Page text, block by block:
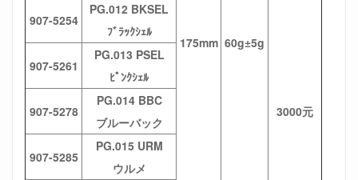
175mm 60g±5g
907-5254
PG.012 BKSEL
ﾌﾞﾗｯｸｼｪﾙ
3000元
907-5261
PG.013 PSEL
ﾋﾟﾝｸｼｪﾙ
907-5278
PG.014 BBC
ブルーバック
907-5285
PG.015 URM
ウルメ